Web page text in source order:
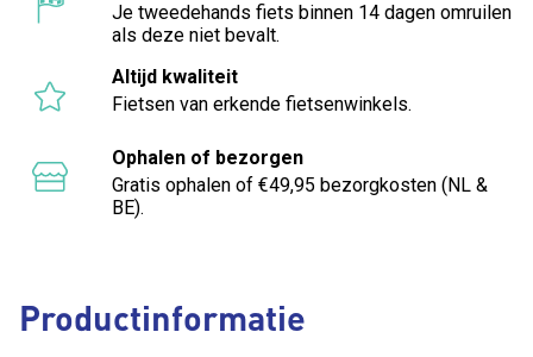
Productinformatie
Je tweedehands fiets binnen 14 dagen omruilen
als deze niet bevalt.
Altijd kwaliteit
Fietsen van erkende fietsenwinkels.
Ophalen of bezorgen
Gratis ophalen of €49,95 bezorgkosten (NL &
BE).